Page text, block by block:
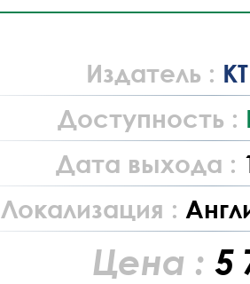
Издатель :
Доступность :
Дата выхода :
Локализация :
Цена : 5